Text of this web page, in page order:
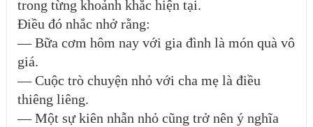
trong từng khoảnh khắc hiện tại.
Điều đó nhắc nhở rằng:
— Bữa cơm hôm nay với gia đình là món quà vô
giá.
— Cuộc trò chuyện nhỏ với cha mẹ là điều
thiêng liêng.
— Một sự kiên nhẫn nhỏ cũng trở nên ý nghĩa